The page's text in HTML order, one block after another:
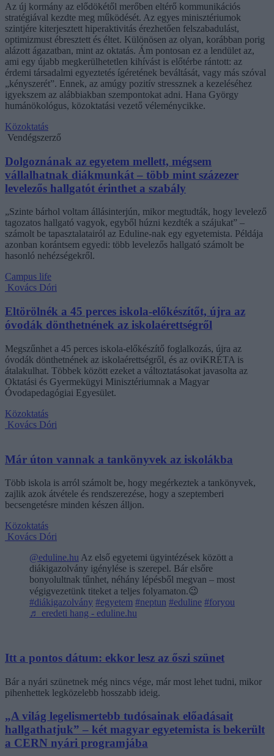
Az új kormány az elődökétől merőben eltérő kommunikációs
stratégiával kezdte meg működését. Az egyes minisztériumok
szintjére kiterjesztett hiperaktivitás érezhetően felszabadulást,
optimizmust ébresztett és éltet. Különösen az olyan, korábban porig
alázott ágazatban, mint az oktatás. Ám pontosan ez a lendület az,
ami egy újabb megkerülhetetlen kihívást is előtérbe rántott: az
érdemi társadalmi egyeztetés ígéretének beváltását, vagy más szóval
„kényszerét”. Ennek, az amúgy pozitív stressznek a kezeléséhez
igyekszem az alábbiakban szempontokat adni. Hana György
humánökológus, közoktatási vezető véleménycikke.
Közoktatás
Vendégszerző
Dolgoznának az egyetem mellett, mégsem
vállalhatnak diákmunkát – több mint százezer
levelezős hallgatót érinthet a szabály
„Szinte bárhol voltam állásinterjún, mikor megtudták, hogy levelező
tagozatos hallgató vagyok, egyből húzni kezdték a szájukat” –
számolt be tapasztalatairól az Eduline-nak egy egyetemista. Példája
azonban korántsem egyedi: több levelezős hallgató számolt be
hasonló nehézségekről.
Campus life
Kovács Dóri
Eltörölnék a 45 perces iskola-előkészítőt, újra az
óvodák dönthetnének az iskolaérettségről
Megszűnhet a 45 perces iskola-előkészítő foglalkozás, újra az
óvodák dönthetnének az iskolaérettségről, és az oviKRÉTA is
átalakulhat. Többek között ezeket a változtatásokat javasolta az
Oktatási és Gyermekügyi Minisztériumnak a Magyar
Óvodapedagógiai Egyesület.
Közoktatás
Kovács Dóri
Már úton vannak a tankönyvek az iskolákba
Több iskola is arról számolt be, hogy megérkeztek a tankönyvek,
zajlik azok átvétele és rendszerezése, hogy a szeptemberi
becsengetésre minden készen álljon.
Közoktatás
Kovács Dóri
@eduline.hu Az első egyetemi ügyintézések között a
diákigazolvány igénylése is szerepel. Bár elsőre
bonyolultnak tűnhet, néhány lépésből megvan – most
végigvezetünk titeket a teljes folyamaton.😉
#diákigazolvány #egyetem #neptun #eduline #foryou
♬ eredeti hang - eduline.hu
Itt a pontos dátum: ekkor lesz az őszi szünet
Bár a nyári szünetnek még nincs vége, már most lehet tudni, mikor
pihenhettek legközelebb hosszabb ideig.
„A világ legelismertebb tudósainak előadásait
hallgathatjuk” – két magyar egyetemista is bekerült
a CERN nyári programjába